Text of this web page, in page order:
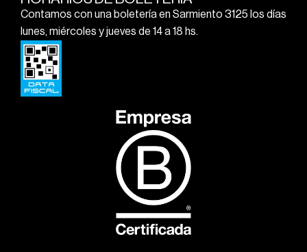
Contamos con una boletería en Sarmiento 3125 los días
lunes, miércoles y jueves de 14 a 18 hs.